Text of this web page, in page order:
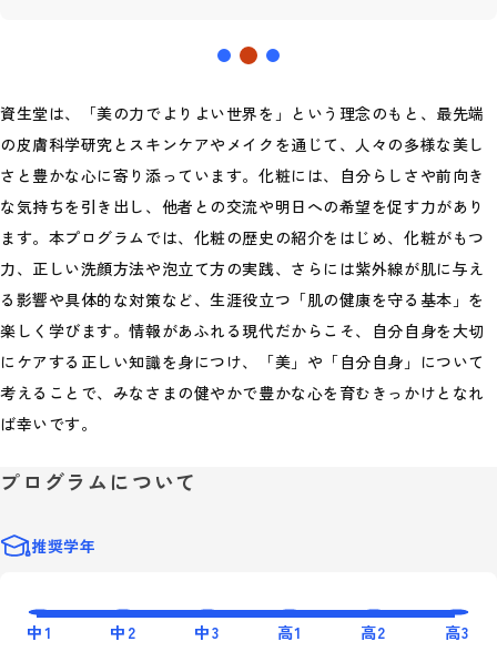
資生堂は、「美の力でよりよい世界を」という理念のもと、最先端
の皮膚科学研究とスキンケアやメイクを通じて、人々の多様な美し
さと豊かな心に寄り添っています。化粧には、自分らしさや前向き
な気持ちを引き出し、他者との交流や明日への希望を促す力があり
ます。本プログラムでは、化粧の歴史の紹介をはじめ、化粧がもつ
力、正しい洗顔方法や泡立て方の実践、さらには紫外線が肌に与え
る影響や具体的な対策など、生涯役立つ「肌の健康を守る基本」を
楽しく学びます。情報があふれる現代だからこそ、自分自身を大切
にケアする正しい知識を身につけ、「美」や「自分自身」について
考えることで、みなさまの健やかで豊かな心を育むきっかけとなれ
ば幸いです。
プログラムについて
推奨学年
中1 中2 中3 高1 高2 高3